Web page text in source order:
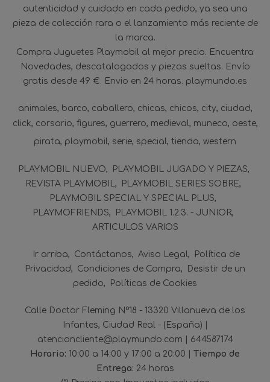
autenticidad y cuidado en cada pedido, ya sea una
pieza de colección rara o el lanzamiento más reciente de
la marca.
Compra Juguetes Playmobil al mejor precio. Encuentra
Novedades, descatalogados y piezas sueltas. Envío
gratis desde 49 €. Envio en 24 horas. playmundo.es
animales barco caballero chicas chicos city ciudad
click corsario figures guerrero medieval muneco oeste
pirata playmobil serie special tienda western
PLAYMOBIL NUEVO
PLAYMOBIL JUGADO Y PIEZAS
REVISTA PLAYMOBIL
PLAYMOBIL SERIES SOBRE
PLAYMOBIL SPECIAL Y SPECIAL PLUS
PLAYMOFRIENDS
PLAYMOBIL 1.2.3. - JUNIOR
ARTICULOS VARIOS
Ir arriba Contáctanos Aviso Legal
Política de
Privacidad
Condiciones de Compra
Desistir de un
pedido
Políticas de Cookies
Calle Doctor Fleming Nº18 - 13320 Villanueva de los
Infantes, Ciudad Real - (España) |
atencioncliente@playmundo.com | 644587174
Horario: 10:00 a 14:00 y 17:00 a 20:00 | Tiempo de
Entrega: 24 horas